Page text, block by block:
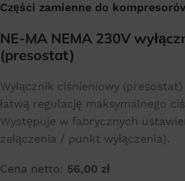
Części zamienne do
NE-MA NEMA 230V
(presostat)
Wyłącznik ciśnieniowy (presostat)
łatwą regulację maksymalnego
Występuje w fabrycznych
załączenia / punkt wyłączenia).
Cena netto: 56,00 zł